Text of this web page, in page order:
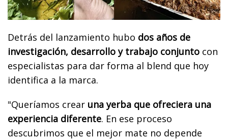
Detrás del lanzamiento hubo dos años de
investigación, desarrollo y trabajo conjunto con
especialistas para dar forma al blend que hoy
identifica a la marca.
"Queríamos crear una yerba que ofreciera una
experiencia diferente. En ese proceso
descubrimos que el mejor mate no depende